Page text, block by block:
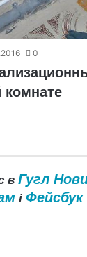
0
комнате
в Гугл
і Фейсбук